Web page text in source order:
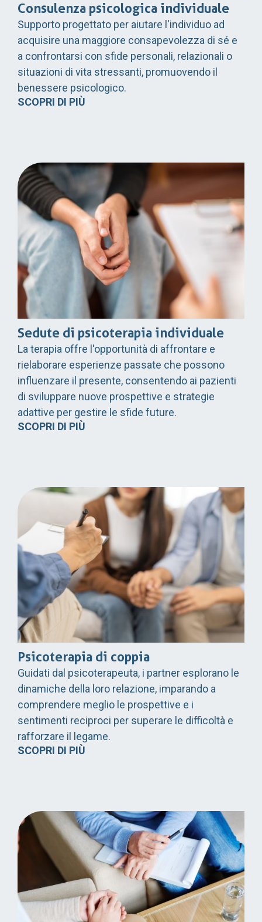
Consulenza psicologica individuale
Supporto progettato per aiutare l'individuo ad
acquisire una maggiore consapevolezza di sé e
a confrontarsi con sfide personali, relazionali o
situazioni di vita stressanti, promuovendo il
benessere psicologico.
SCOPRI DI PIÙ
Sedute di psicoterapia individuale
La terapia offre l'opportunità di affrontare e
rielaborare esperienze passate che possono
influenzare il presente, consentendo ai pazienti
di sviluppare nuove prospettive e strategie
adattive per gestire le sfide future.
SCOPRI DI PIÙ
Psicoterapia di coppia
Guidati dal psicoterapeuta, i partner esplorano le
dinamiche della loro relazione, imparando a
comprendere meglio le prospettive e i
sentimenti reciproci per superare le difficoltà e
rafforzare il legame.
SCOPRI DI PIÙ